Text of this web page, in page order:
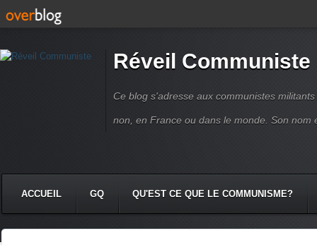
Réveil Communiste
Ce blog s'adresse aux communistes
non, en France ou dans le monde. Son nom
ACCUEIL GQ QU'EST CE QUE LE COMMUNISME?